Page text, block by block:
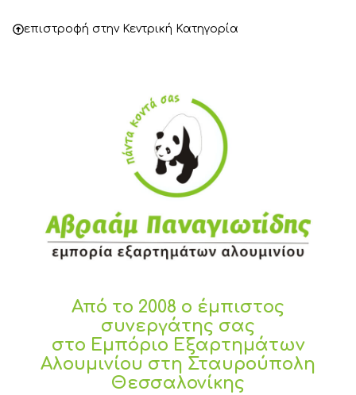
επιστροφή στην Κεντρική Κατηγορία
Από το 2008 ο έμπιστος
συνεργάτης σας
στο Εμπόριο Εξαρτημάτων
Αλουμινίου στη Σταυρούπολη
Θεσσαλονίκης